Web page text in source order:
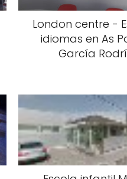
London centre -
idiomas en As
García